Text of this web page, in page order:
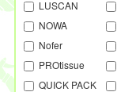
LUSCAN
NOWA
Nofer
PROtissue
QUICK PACK